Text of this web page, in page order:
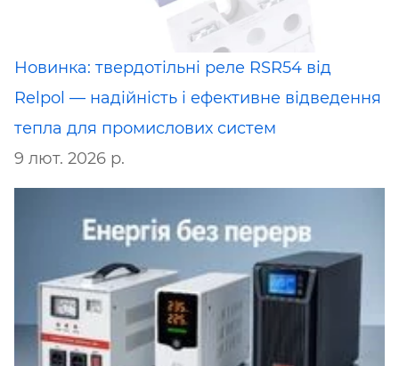
Новинка: твердотільні реле RSR54 від
Relpol — надійність і ефективне відведення
тепла для промислових систем
9 лют. 2026 р.